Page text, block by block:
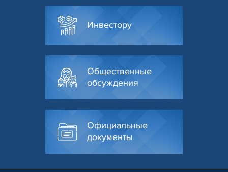
Инвестору
Общественные
обсуждения
Официальные
документы